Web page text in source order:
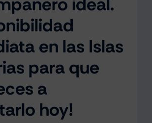
en las Islas
para que
a
hoy!